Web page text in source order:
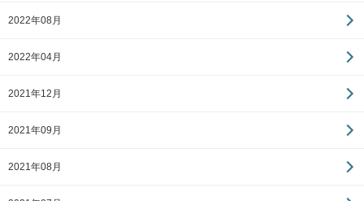
2022年08月
2022年04月
2021年12月
2021年09月
2021年08月